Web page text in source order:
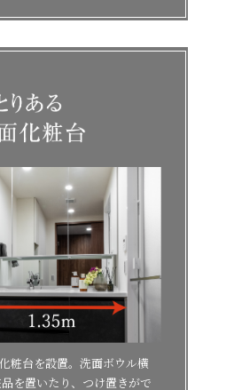
粧台を設置。洗面ボウル横
を置いたり、つけ置きがで